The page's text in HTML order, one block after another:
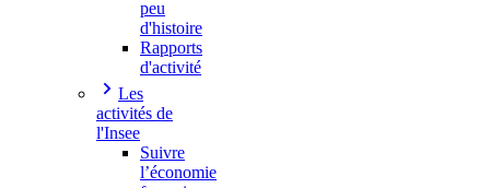
peu
d'histoire
Rapports
d'activité
Les
activités de
l'Insee
Suivre
l’économie